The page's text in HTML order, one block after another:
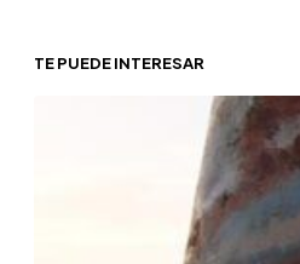
TE PUEDE INTERESAR